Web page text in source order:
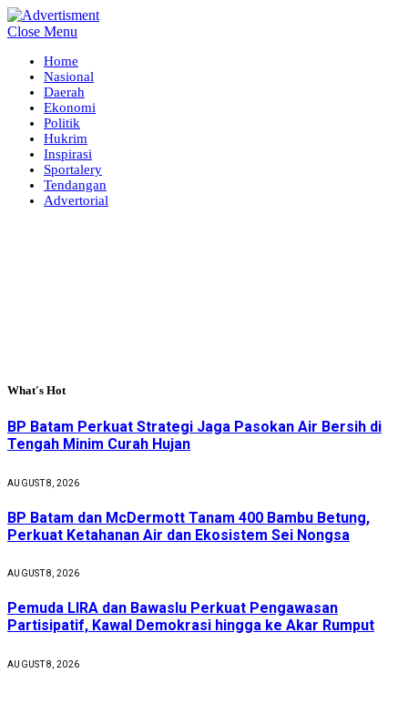
Close Menu
Home
Nasional
Daerah
Ekonomi
Politik
Hukrim
Inspirasi
Sportalery
Tendangan
Advertorial
What's Hot
BP Batam Perkuat Strategi Jaga Pasokan Air Bersih di
Tengah Minim Curah Hujan
AUGUST 8, 2026
BP Batam dan McDermott Tanam 400 Bambu Betung,
Perkuat Ketahanan Air dan Ekosistem Sei Nongsa
AUGUST 8, 2026
Pemuda LIRA dan Bawaslu Perkuat Pengawasan
Partisipatif, Kawal Demokrasi hingga ke Akar Rumput
AUGUST 8, 2026